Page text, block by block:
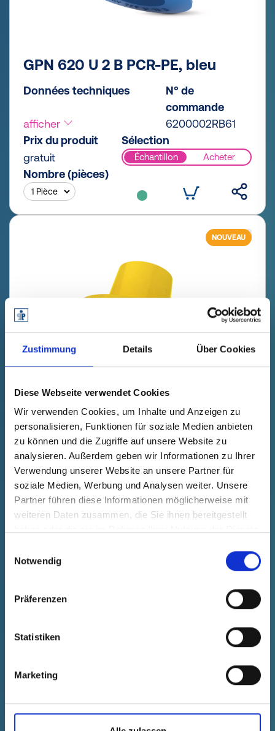
Zustimmung Details Über Cookies
Diese Webseite verwendet Cookies
Wir verwenden Cookies, um Inhalte und Anzeigen zu
personalisieren, Funktionen für soziale Medien anbieten
zu können und die Zugriffe auf unsere Website zu
analysieren. Außerdem geben wir Informationen zu Ihrer
Verwendung unserer Website an unsere Partner für
soziale Medien, Werbung und Analysen weiter. Unsere
Partner führen diese Informationen möglicherweise mit
weiteren Daten zusammen, die Sie ihnen bereitgestellt
Notwendig
Präferenzen
Statistiken
Marketing
GPN 620 U 2 B PCR-PE, bleu
Données techniques
afficher
N° de
commande
6200002RB61
Prix du produit
gratuit
Sélection
Échantillon Acheter
Nombre (pièces)
NOUVEAU
GPN 620 U 2 B PCR-PE / PE-LD,
jaune
Données techniques
afficher
N° de
commande
62000020073
Prix du produit
gratuit
Sélection
Échantillon Acheter
Nombre (pièces)